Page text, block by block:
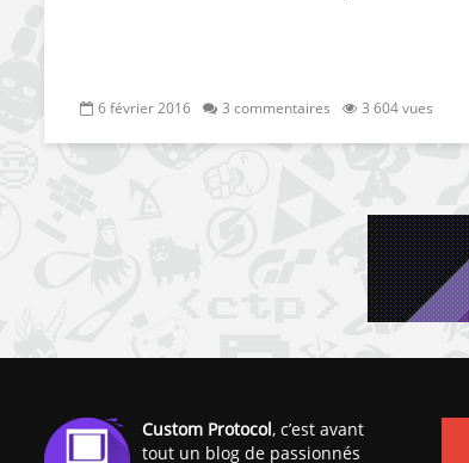
6 février 2016 3 commentaires 3 604 vues
Custom Protocol, c’est avant
tout un blog de passionnés